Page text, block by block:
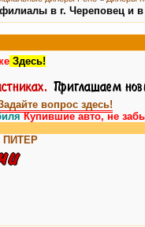
в г. Череповец и в
Здесь!
вопрос здесь!
Купившие авто, не
ПИТЕР